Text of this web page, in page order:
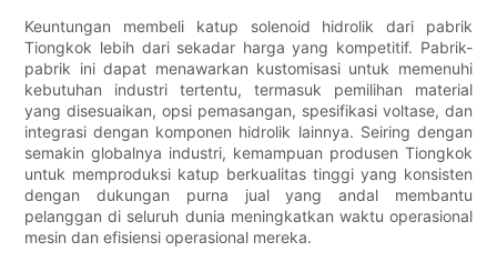
Keuntungan membeli katup solenoid hidrolik dari pabrik
Tiongkok lebih dari sekadar harga yang kompetitif. Pabrik-
pabrik ini dapat menawarkan kustomisasi untuk memenuhi
kebutuhan industri tertentu, termasuk pemilihan material
yang disesuaikan, opsi pemasangan, spesifikasi voltase, dan
integrasi dengan komponen hidrolik lainnya. Seiring dengan
semakin globalnya industri, kemampuan produsen Tiongkok
untuk memproduksi katup berkualitas tinggi yang konsisten
dengan dukungan purna jual yang andal membantu
pelanggan di seluruh dunia meningkatkan waktu operasional
mesin dan efisiensi operasional mereka.